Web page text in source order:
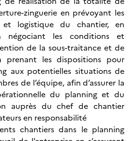
zinguerie en prévoyant les
et logistique du chantier, en
négociant les conditions et
de la sous-traitance et de
prenant les dispositions pour
aux potentielles situations de
de l’équipe, afin d’assurer la
du planning et du
auprès du chef de chantier
en responsabilité
chantiers dans le planning